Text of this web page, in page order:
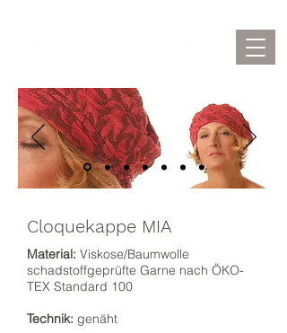
Cloquekappe MIA
Material: Viskose/Baumwolle
schadstoffgeprüfte Garne nach ÖKO-
TEX Standard 100
Technik: genäht